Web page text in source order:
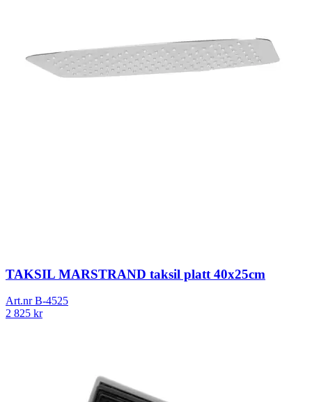
TAKSIL MARSTRAND taksil platt 40x25cm
Art.nrB-4525
2 825 kr